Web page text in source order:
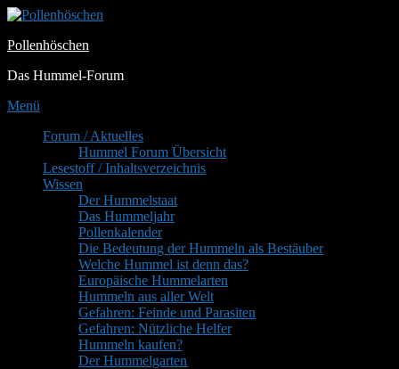
Zum
springen
Pollenhöschen
Das Hummel-Forum
Menü
PrimäresForum / Aktuelles
Hummel Forum Übersicht
Lesestoff / Inhaltsverzeichnis
Wissen
Der Hummelstaat
Das Hummeljahr
Pollenkalender
Die Bedeutung der Hummeln als Bestäuber
Welche Hummel ist denn das?
Europäische Hummelarten
Hummeln aus aller Welt
Gefahren: Feinde und Parasiten
Gefahren: Nützliche Helfer
Hummeln kaufen?
Der Hummelgarten